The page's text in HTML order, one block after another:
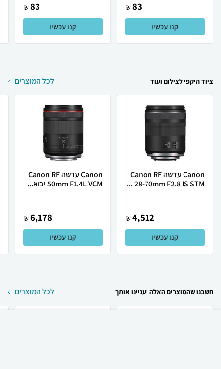
83
₪
קנו עכשיו
83
₪
קנו עכשיו
ציוד היקפי לצילום ועוד לכל המוצרים
Canon עדשה Canon RF
28-70mm F2.8 IS STM ...
4,512
₪
קנו עכשיו
Canon ‏עדשה Canon RF
50mm F1.4L VCM יבוא...
6,178
₪
קנו עכשיו
חשבנו שהמוצרים האלה יעניינו אותך לכל המוצרים